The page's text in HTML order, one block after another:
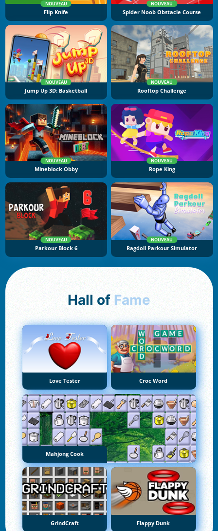
NOUVEAU
Flip Knife
NOUVEAU
Spider Noob Obstacle Course
NOUVEAU
Jump Up 3D: Basketball
NOUVEAU
Rooftop Challenge
NOUVEAU
Mineblock Obby
NOUVEAU
Rope King
NOUVEAU
Parkour Block 6
NOUVEAU
Ragdoll Parkour Simulator
Hall of Fame
Love Tester Croc Word
Mahjong Cook
GrindCraft Flappy Dunk